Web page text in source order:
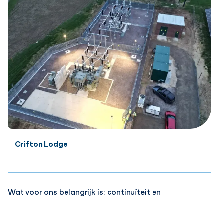
Crifton Lodge
Wat voor ons belangrijk is: continuïteit en